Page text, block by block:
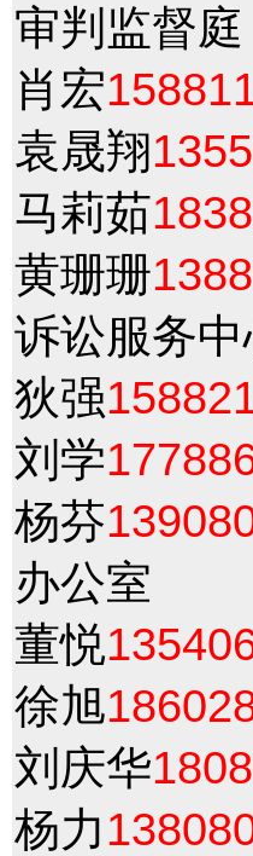
审判监督庭
肖宏
袁晟翔
马莉茹
黄珊珊
诉讼服务
狄强
刘学
杨芬
办公室
董悦
徐旭
刘庆华
杨力